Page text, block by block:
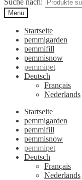
Suche nach:
Menü
Startseite
pemmigarden
pemmifill
pemmisnow
pemmipet
Deutsch
Français
Nederlands
Startseite
pemmigarden
pemmifill
pemmisnow
pemmipet
Deutsch
Français
Nederlands